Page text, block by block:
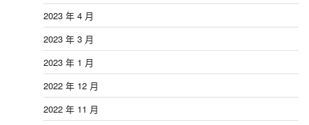
2023 年 4 月
2023 年 3 月
2023 年 1 月
2022 年 12 月
2022 年 11 月